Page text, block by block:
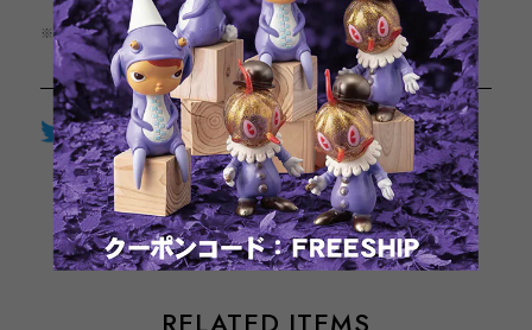
※この商品は1点までのご注文とさせていただきます。
Twitter LINE Facebook
通報する